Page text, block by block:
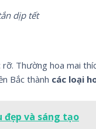
dịp tết
Thường hoa mai
Bắc thành các loại
và sáng tạo